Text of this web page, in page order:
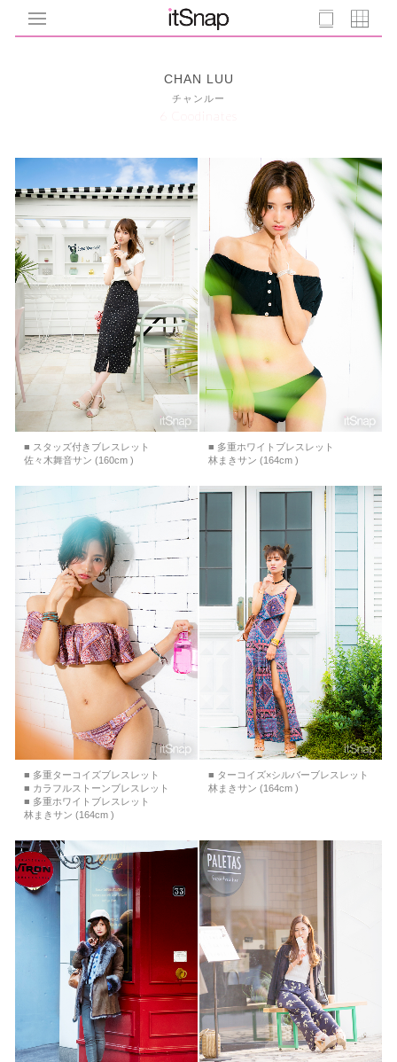
CHAN LUU
チャンルー
6 Coodinates
■ スタッズ付きブレスレット
佐々木舞音サン (160cm )
■ 多重ホワイトブレスレット
林まきサン (164cm )
■ 多重ターコイズブレスレット
■ カラフルストーンブレスレット
■ 多重ホワイトブレスレット
林まきサン (164cm )
■ ターコイズ×シルバーブレスレット
林まきサン (164cm )